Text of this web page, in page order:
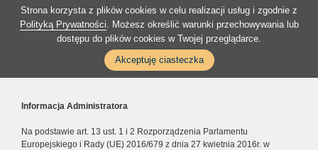
Strona korzysta z plików cookies w celu realizacji usług i zgodnie z
Polityką Prywatności. Możesz określić warunki przechowywania lub
dostępu do plików cookies w Twojej przeglądarce.
Akceptuję ciasteczka
Informacja Administratora
Na podstawie art. 13 ust. 1 i 2 Rozporządzenia Parlamentu
Europejskiego i Rady (UE) 2016/679 z dnia 27 kwietnia 2016r. w